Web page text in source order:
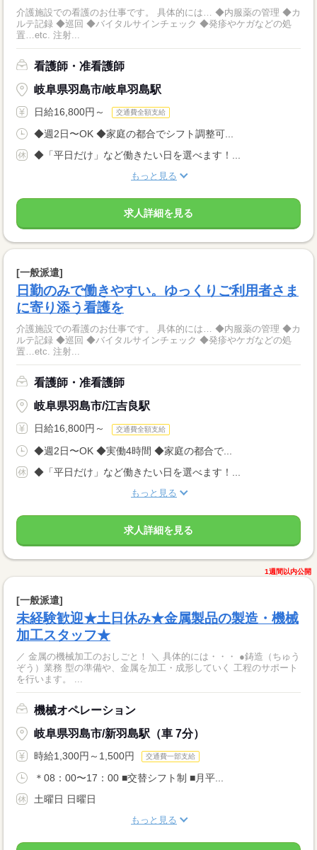
介護施設での看護のお仕事です。 具体的には… ◆内服薬の管理 ◆カ
ルテ記録 ◆巡回 ◆バイタルサインチェック ◆発疹やケガなどの処
置…etc. 注射...
看護師・准看護師
岐阜県羽島市/岐阜羽島駅
日給16,800円～ 交通費全額支給
◆週2日〜OK ◆家庭の都合でシフト調整可...
◆「平日だけ」など働きたい日を選べます！...
もっと見る
求人詳細を見る
[一般派遣]
日勤のみで働きやすい。ゆっくりご利用者さま
に寄り添う看護を
介護施設での看護のお仕事です。 具体的には… ◆内服薬の管理 ◆カ
ルテ記録 ◆巡回 ◆バイタルサインチェック ◆発疹やケガなどの処
置…etc. 注射...
看護師・准看護師
岐阜県羽島市/江吉良駅
日給16,800円～ 交通費全額支給
◆週2日〜OK ◆実働4時間 ◆家庭の都合で...
◆「平日だけ」など働きたい日を選べます！...
もっと見る
求人詳細を見る
1週間以内公開
[一般派遣]
未経験歓迎★土日休み★金属製品の製造・機械
加工スタッフ★
／ 金属の機械加工のおしごと！ ＼ 具体的には・・・ ●鋳造（ちゅう
ぞう）業務 型の準備や、金属を加工・成形していく 工程のサポート
を行います。 ...
機械オペレーション
岐阜県羽島市/新羽島駅（車 7分）
時給1,300円～1,500円 交通費一部支給
＊08：00〜17：00 ■交替シフト制 ■月平...
土曜日 日曜日
もっと見る